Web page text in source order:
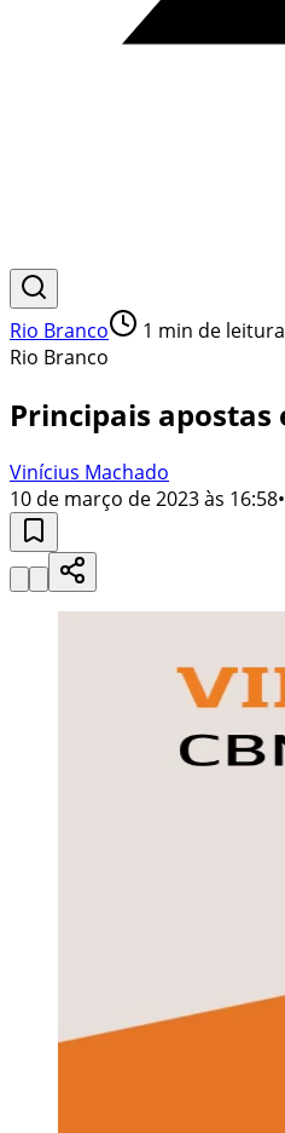
Rio Branco 1 min de leitura
Rio Branco
Principais apostas
Vinícius Machado
10 de março de 2023 às 16:58